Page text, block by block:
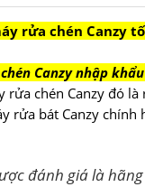
rửa chén Canzy
Canzy nhập
rửa chén Canzy đó là
rửa bát Canzy chính
đánh giá là hãng